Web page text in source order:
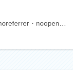
・noopen…